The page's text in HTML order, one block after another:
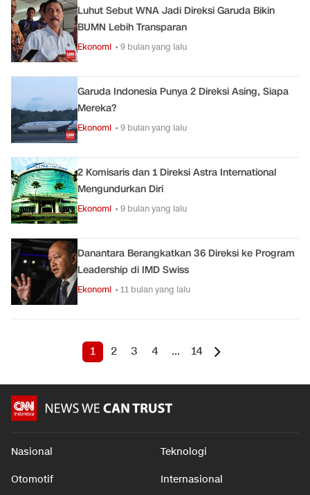
Luhut Sebut WNA Jadi Direksi Garuda Bikin
BUMN Lebih Transparan
Ekonomi • 9 bulan yang lalu
Garuda Indonesia Punya 2 Direksi Asing, Siapa
Mereka?
Ekonomi • 9 bulan yang lalu
2 Komisaris dan 1 Direksi Astra International
Mengundurkan Diri
Ekonomi • 9 bulan yang lalu
Danantara Berangkatkan 36 Direksi ke Program
Leadership di IMD Swiss
Ekonomi • 11 bulan yang lalu
1 2 3 4 ... 14
Nasional Teknologi
Otomotif Internasional